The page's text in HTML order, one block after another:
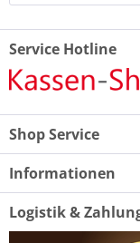
Service Hotline
Shop Service
Informationen
Logistik &